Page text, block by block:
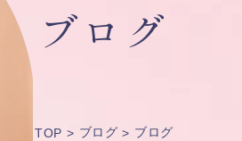
ブログ
TOP ブログ ブログ